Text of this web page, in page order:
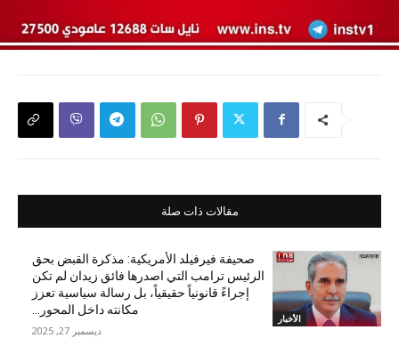
مقالات ذات صلة
الأخبار
صحيفة فيرفيلد الأمريكية: مذكرة القبض بحق
الرئيس ترامب التي اصدرها فائق زيدان لم تكن
إجراءً قانونياً حقيقياً، بل رسالة سياسية تعزز
مكانته داخل المحور...
ديسمبر 27, 2025